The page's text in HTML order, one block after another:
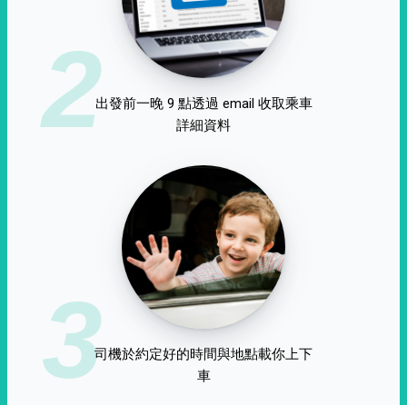
2出發前一晚 9 點透過 email 收取乘車
詳細資料
3司機於約定好的時間與地點載你上下
車